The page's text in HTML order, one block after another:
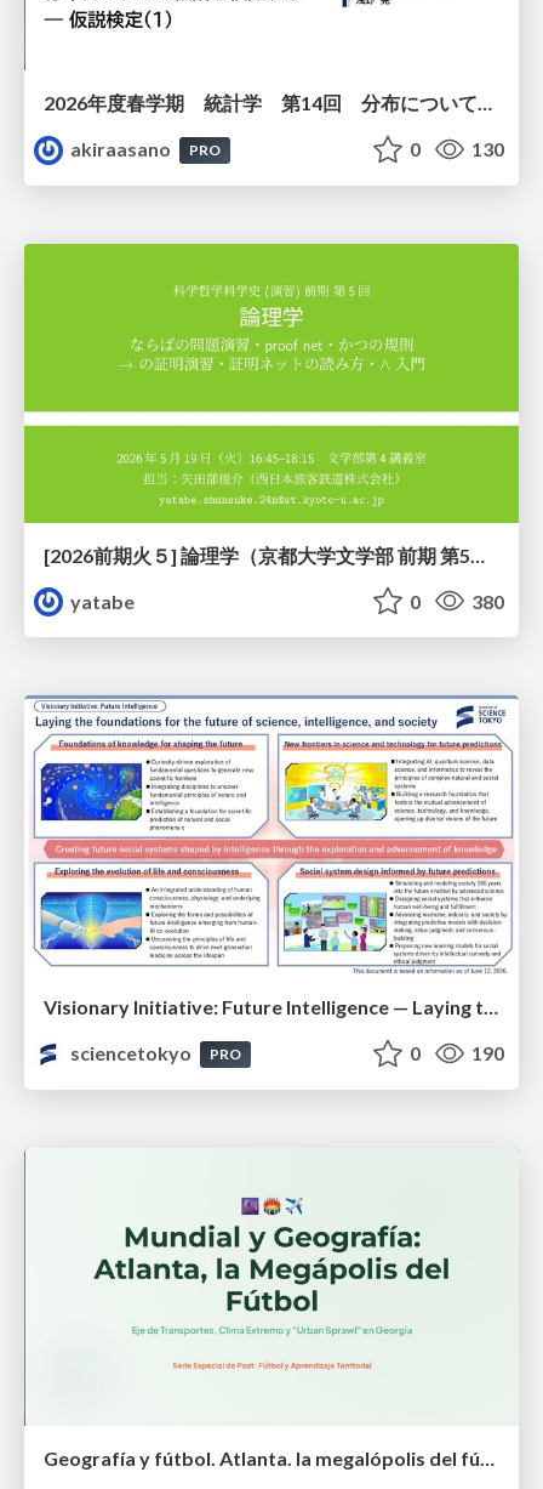
2026年度春学期 統計学 第14回 分布についての仮説を検証する ― 仮説検定（１） (2026. 7. 2)
akiraasano
PRO 0 130
yatabe
0 380
Visionary Initiative: Future Intelligence — Laying the foundations for the future of science, intelligence, and society | Science Tokyo
sciencetokyo
PRO 0 190
Geografía y fútbol. Atlanta. la megalópolis del fútbol